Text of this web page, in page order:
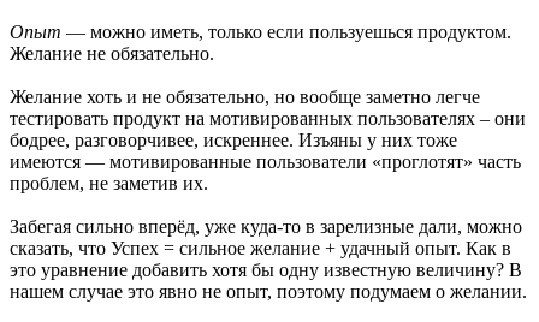
Опыт — можно иметь, только если пользуешься продуктом.
Желание не обязательно.
Желание хоть и не обязательно, но вообще заметно легче
тестировать продукт на мотивированных пользователях – они
бодрее, разговорчивее, искреннее. Изъяны у них тоже
имеются — мотивированные пользователи «проглотят» часть
проблем, не заметив их.
Забегая сильно вперёд, уже куда-то в зарелизные дали, можно
сказать, что Успех = сильное желание + удачный опыт. Как в
это уравнение добавить хотя бы одну известную величину? В
нашем случае это явно не опыт, поэтому подумаем о желании.